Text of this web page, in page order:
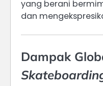
yang berani
dan
Dampak